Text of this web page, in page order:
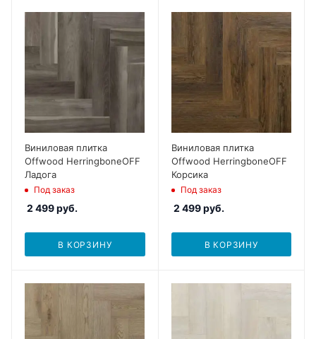
Виниловая плитка
Offwood HerringboneOFF
Ладога
Под заказ
2 499руб.
В КОРЗИНУ
Виниловая плитка
Offwood HerringboneOFF
Корсика
Под заказ
2 499руб.
В КОРЗИНУ